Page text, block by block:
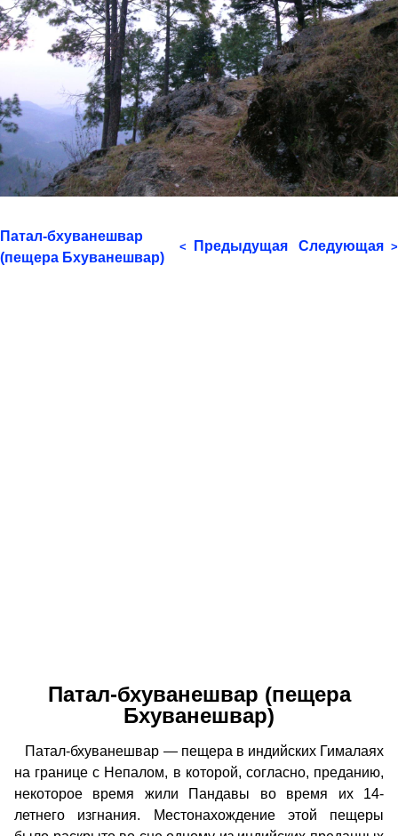
Патал-бхуванешвар
(пещера Бхуванешвар)
< Предыдущая Следующая >
Патал-бхуванешвар (пещера
Бхуванешвар)
Патал-бхуванешвар — пещера в индийских Гималаях
на границе с Непалом, в которой, согласно, преданию,
некоторое время жили Пандавы во время их 14-
летнего изгнания. Местонахождение этой пещеры